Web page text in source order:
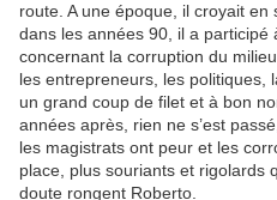
route. A une époque, il croyait en
dans les années 90, il a participé
concernant la corruption du
les entrepreneurs, les politiques,
un grand coup de filet et à bon
années après, rien ne s’est
les magistrats ont peur et les
place, plus souriants et rigolards
doute rongent Roberto.